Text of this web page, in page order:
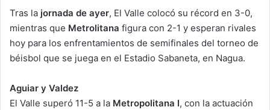
Tras la jornada de ayer, El Valle colocó su récord en 3-0,
mientras que Metrolitana figura con 2-1 y esperan rivales
hoy para los enfrentamientos de semifinales del torneo de
béisbol que se juega en el Estadio Sabaneta, en Nagua.
Aguiar y Valdez
El Valle superó 11-5 a la Metropolitana I, con la actuación